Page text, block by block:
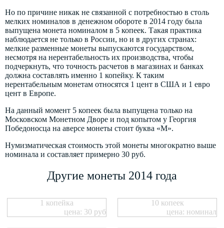
Но по причине никак не связанной с потребностью в столь
мелких номиналов в денежном обороте в 2014 году была
выпущена монета номиналом в 5 копеек. Такая практика
наблюдается не только в России, но и в других странах:
мелкие разменные монеты выпускаются государством,
несмотря на нерентабельность их производства, чтобы
подчеркнуть, что точность расчетов в магазинах и банках
должна составлять именно 1 копейку. К таким
нерентабельным монетам относятся 1 цент в США и 1 евро
цент в Европе.
На данный момент 5 копеек была выпущена только на
Московском Монетном Дворе и под копытом у Георгия
Победоносца на аверсе монеты стоит буква «М».
Нумизматическая стоимость этой монеты многократно выше
номинала и составляет примерно 30 руб.
Другие монеты 2014 года
1 копейка
цена: 30 руб
10 копеек
цена: номинал